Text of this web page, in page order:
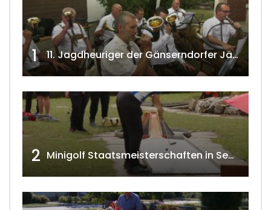
1 11. Jagdheuriger der Gänserndorfer Jäger 2020 w4tv166
2 Minigolf Staatsmeisterschaften in Seefeld-Kadolz w4tv174